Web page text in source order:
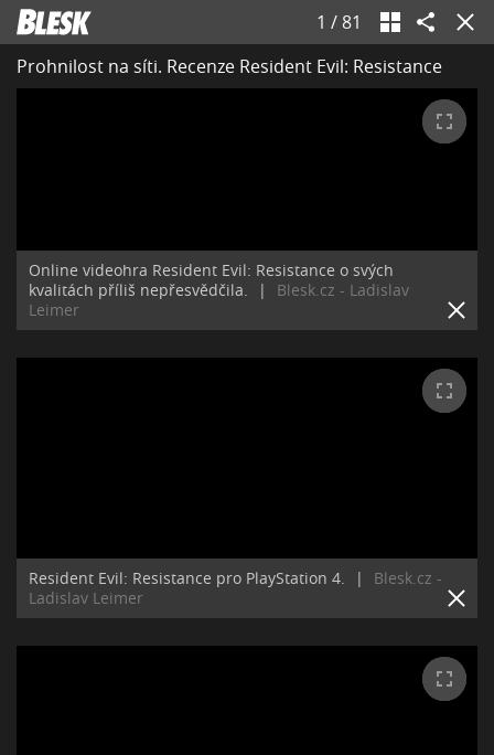
1 / 81
Prohnilost na síti. Recenze Resident Evil: Resistance
Online videohra Resident Evil: Resistance o svých
kvalitách příliš nepřesvědčila.
|
Blesk.cz - Ladislav
Leimer
Resident Evil: Resistance pro PlayStation 4. |
Blesk.cz -
Ladislav Leimer